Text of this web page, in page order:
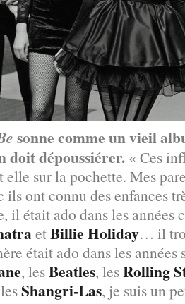
sonne comme un vieil
doit dépoussiérer. « Ces
elle sur la pochette. Mes
ils ont connu des enfances
il était ado dans les
etBillie Holiday… il
était ado dans les
, lesBeatles, lesRolling
Shangri-Las, je suis un